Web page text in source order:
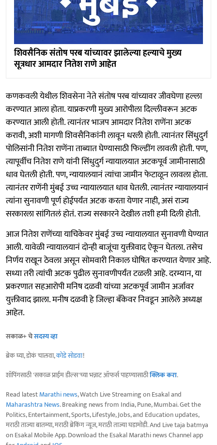
शिवसैनिक संतोष परब यांच्यावर झालेल्या हल्याचे मुख्य
सूत्रधार आमदार नितेश राणे आहेत
कणकवली येथील शिवसेना नेते संतोष परब यांच्यावर जीवघेणा हल्ला
करण्यात आला होता. याप्रकरणी मुख्य आरोपीला दिल्लीवरून अटक
करण्यात आली होती. त्यानंतर भाजप आमदार नितेश राणेंना अटक
करावी, अशी मागणी शिवसैनिकांनी लावून धरली होती. त्यानंतर सिंधुदुर्ग
पोलिसांनी नितेश राणेंना ताब्यात घेण्यासाठी फिल्डींग लावली होती. पण,
त्यापूर्वीच नितेश राणे यांनी सिंधुदुर्ग न्यायालयात अटकपूर्व जामीनासाठी
धाव घेतली होती. पण, न्यायालयानं त्यांचा जामीन फेटाळून लावला होता.
त्यानंतर राणेंनी मुंबई उच्च न्यायालयात धाव घेतली. त्यानंतर न्यायालयानं
त्यांना सुनावणी पूर्ण होईपर्यंत अटक करता येणार नाही, असं राज्य
सरकारला सांगितलं होतं. राज्य सरकारने देखील तशी हमी दिली होती.
आज नितेश राणेंच्या याचिकेवर मुंबई उच्च न्यायालयात सुनावणी घेण्यात
आली. यावेळी न्यायालयानं दोन्ही बाजूंचा युक्तीवाद ऐकून घेतला. तसेच
निर्णय राखून ठेवला असून सोमवारी निकाल घोषित करण्यात येणार आहे.
सध्या तरी त्यांची अटक पुढील सुनावणीपर्यंत टळली आहे. दरम्यान, या
प्रकरणात सहआरोपी मनिष दळवी यांच्या अटकपूर्व जामीन अर्जावर
युक्तीवाद झाला. मनीष दळवी हे जिल्हा बँकेवर निवडून आलेले अध्यक्ष
आहेत.
सकाळ+ चेसदस्य व्हा
ब्रेक घ्या, डोकं चालवा,कोडे सोडवा!
शॉपिंगसाठी 'सकाळ प्राईम डील्स'च्या भन्नाट ऑफर्स पाहण्यासाठीक्लिक करा.
Read latestMarathi news, Watch Live Streaming on Esakal and
Maharashtra News. Breaking news from India, Pune, Mumbai. Get the
Politics, Entertainment, Sports, Lifestyle, Jobs, and Education updates,
मराठी ताज्या बातम्या, मराठी ब्रेकिंग न्यूज, मराठी ताज्या घडामोडी. And Live taja batmya
on Esakal Mobile App. Download the Esakal Marathi news Channel app